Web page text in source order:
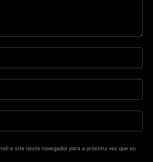
e site neste navegador para a próxima vez que eu